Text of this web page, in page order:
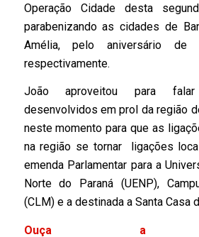
Operação Cidade desta
parabenizando as cidades de
Amélia, pelo aniversário
respectivamente.
João aproveitou para
desenvolvidos em prol da região
neste momento para que as
na região se tornar ligações
emenda Parlamentar para a
Norte do Paraná (UENP),
(CLM) e a destinada a Santa Casa
Ouça a